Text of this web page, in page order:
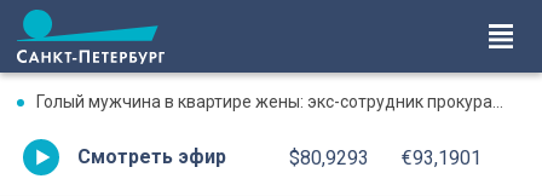
Голый мужчина в квартире жены: экс-сотрудник прокуратуры рассказал, почему совершил убийство
Смотреть эфир $80,9293 €93,1901